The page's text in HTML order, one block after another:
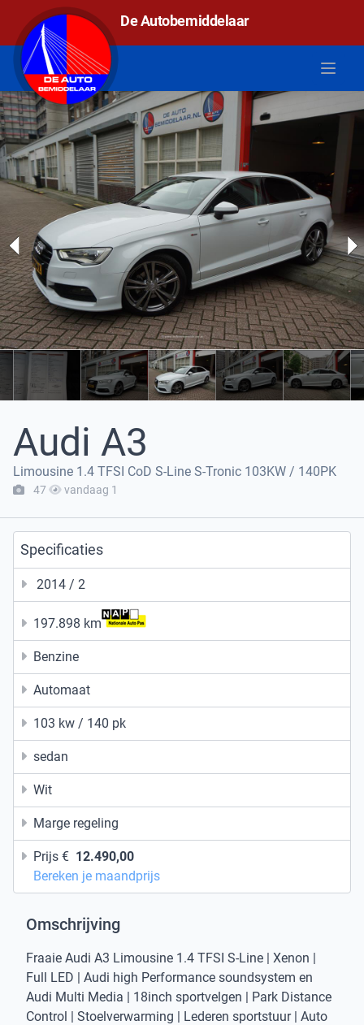
De Autobemiddelaar
Open
De autobemiddelaar
Audi A3
Limousine 1.4 TFSI CoD S-Line S-Tronic 103KW / 140PK
47 vandaag 1
Specificaties
2014 / 2
197.898 km
Benzine
Automaat
103 kw / 140 pk
sedan
Wit
Marge regeling
Prijs € 12.490,00
Bereken je maandprijs
Omschrijving
Fraaie Audi A3 Limousine 1.4 TFSI S-Line | Xenon |
Full LED | Audi high Performance soundsystem en
Audi Multi Media | 18inch sportvelgen | Park Distance
Control | Stoelverwarming | Lederen sportstuur | Auto